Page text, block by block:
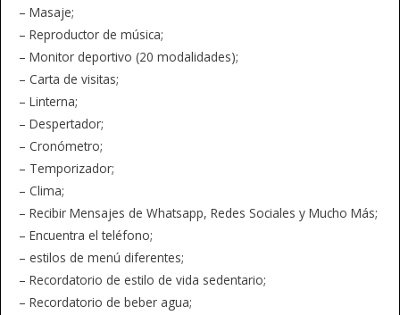
– Masaje;
– Reproductor de música;
– Monitor deportivo (20 modalidades);
– Carta de visitas;
– Linterna;
– Despertador;
– Cronómetro;
– Temporizador;
– Clima;
– Recibir Mensajes de Whatsapp, Redes Sociales y Mucho Más;
– Encuentra el teléfono;
– estilos de menú diferentes;
– Recordatorio de estilo de vida sedentario;
– Recordatorio de beber agua;